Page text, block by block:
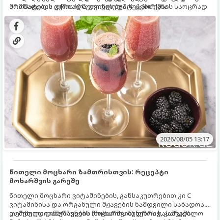
არომატი და ცქრიალა ღვინის ბუშტუკები ქმნის საოცრად
დახვეწილ და მაგრილებელ კოქტეილს.
მომზადების დრო: 10 წუთი ულუფა: 4–6 პორცია
2026/08/05 13:17
წითელი მოცხარი ზამთრისთვის: რეცეპტი
მოხარშვის გარეშე
წითელი მოცხარი ვიტამინების, განსაკუთრებით კი C
ვიტამინისა და ორგანული მჟავების ნამდვილი საბადოა.
თერმული დამუშავების (მოხარშვის) დროს სასარგებლო
ეს მეთოდი ინარჩუნებს მოცხარის ბუნებრივ, კაშკაშა